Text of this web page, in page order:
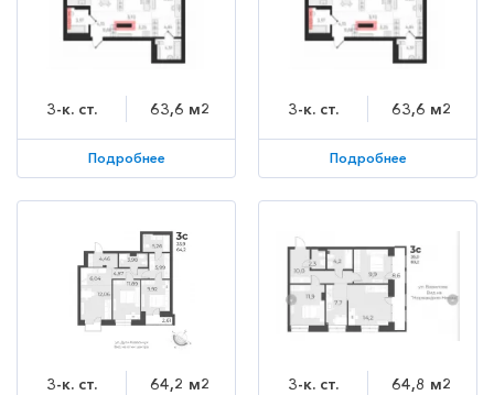
3-к. ст. 63,6 м2
Подробнее
3-к. ст. 63,6 м2
Подробнее
3-к. ст. 64,2 м2 3-к. ст. 64,8 м2